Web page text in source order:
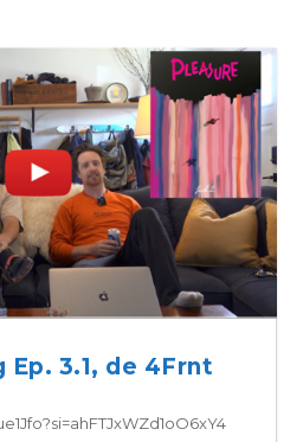
Ep. 3.1, de 4Frnt